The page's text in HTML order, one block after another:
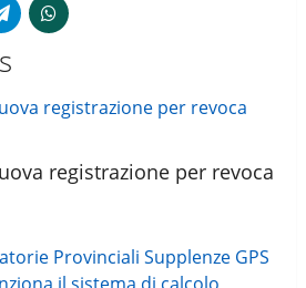
registrazione per revoca